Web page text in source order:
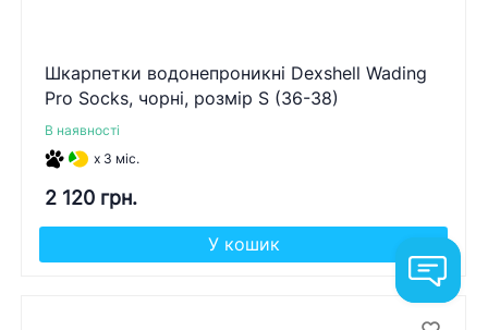
Шкарпетки водонепроникні Dexshell Wading
Pro Socks, чорні, розмір S (36-38)
В наявності
x 3 міс.
2 120 грн.
У кошик